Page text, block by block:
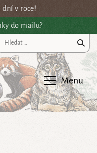
dní v roce!
do mailu?
Menu